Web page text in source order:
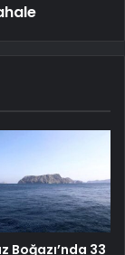
Boğazı’nda 33